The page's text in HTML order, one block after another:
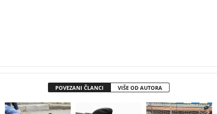
POVEZANI ČLANCI VIŠE OD AUTORA